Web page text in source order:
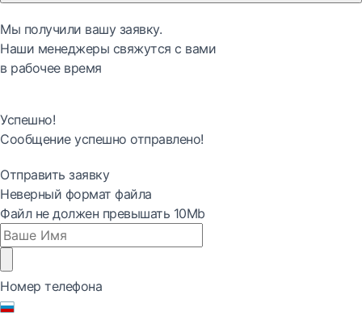
Мы получили вашу заявку.
Наши менеджеры свяжутся с вами
в рабочее время
Успешно!
Сообщение успешно отправлено!
Отправить заявку
Неверный формат файла
Файл не должен превышать 10Mb
Номер телефона